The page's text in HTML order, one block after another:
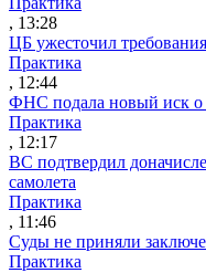
, 13:28
ЦБ ужесточил
Практика
, 12:44
ФНС подала новый иск о
Практика
, 12:17
ВС подтвердил
самолета
Практика
, 11:46
Суды не приняли
Практика